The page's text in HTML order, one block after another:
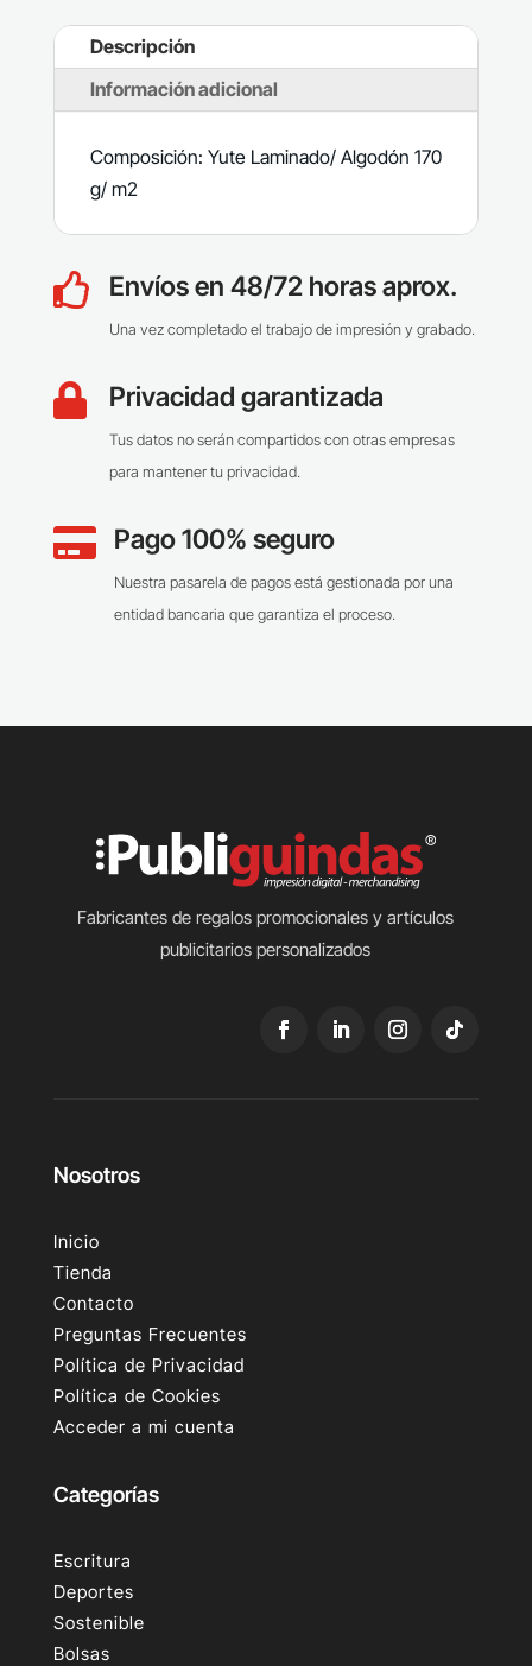
Descripción
Información adicional
Composición: Yute Laminado/ Algodón 170
g/ m2
 Envíos en 48/72 horas aprox.
Una vez completado el trabajo de impresión y grabado.
 Privacidad garantizada
Tus datos no serán compartidos con otras empresas
para mantener tu privacidad.
 Pago 100% seguro
Nuestra pasarela de pagos está gestionada por una
entidad bancaria que garantiza el proceso.
Fabricantes de regalos promocionales y artículos
publicitarios personalizados
Nosotros
Inicio
Tienda
Contacto
Preguntas Frecuentes
Política de Privacidad
Política de Cookies
Acceder a mi cuenta
Categorías
Escritura
Deportes
Sostenible
Bolsas